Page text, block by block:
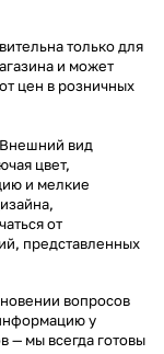
только для
и может
цен в розничных
Внешний вид
цвет,
и мелкие
от
представленных
вопросов
у
— мы всегда готовы